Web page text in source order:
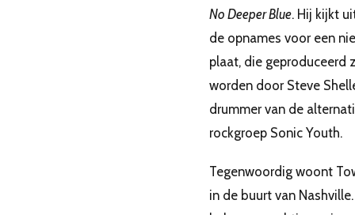
No Deeper Blue. Hij kijkt
de opnames voor een
plaat, die geproduceerd
worden door Steve
drummer van de
rockgroep Sonic Youth.
Tegenwoordig woont
in de buurt van Nashville.